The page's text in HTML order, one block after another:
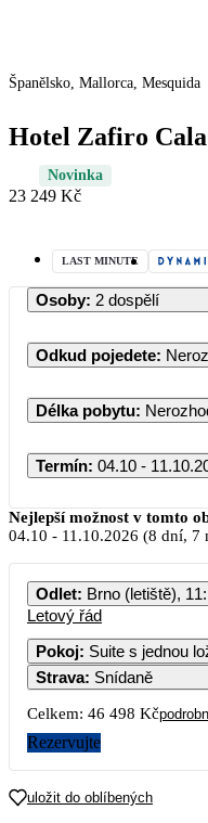
Španělsko, Mallorca, Mesquida
Hotel Zafiro
Novinka
23 249 Kč
LAST MINUTE
Osoby: 2 dospělí
Odkud pojedete:
Délka pobytu:
Termín: 04.10 -
PO ÚT
5 6
12
13 239
19
12 669
20
13 189
Nejlepší možnost v tomto
04.10 - 11.10.2026 (8 dní, 7
Odlet: Brno (letiště),
Letový řád
Pokoj:
Strava: Snídaně
Celkem: 46 498 Kč
Rezervujte
uložit do oblíbených